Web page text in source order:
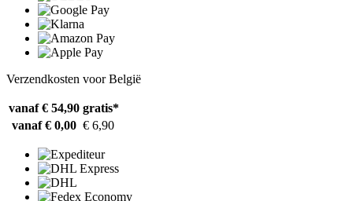
Verzendkosten voor België
vanaf € 54,90 gratis*
vanaf € 0,00 € 6,90